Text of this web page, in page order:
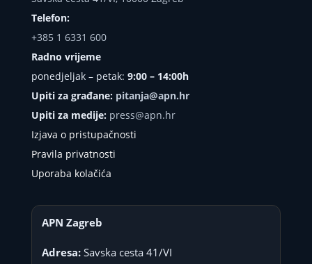
Telefon:
+385 1 6331 600
Radno vrijeme
ponedjeljak – petak: 9:00 – 14:00h
Upiti za građane: pitanja@apn.hr
Upiti za medije: press@apn.hr
Izjava o pristupačnosti
Pravila privatnosti
Uporaba kolačića
APN Zagreb
Adresa:Savska cesta 41/VI